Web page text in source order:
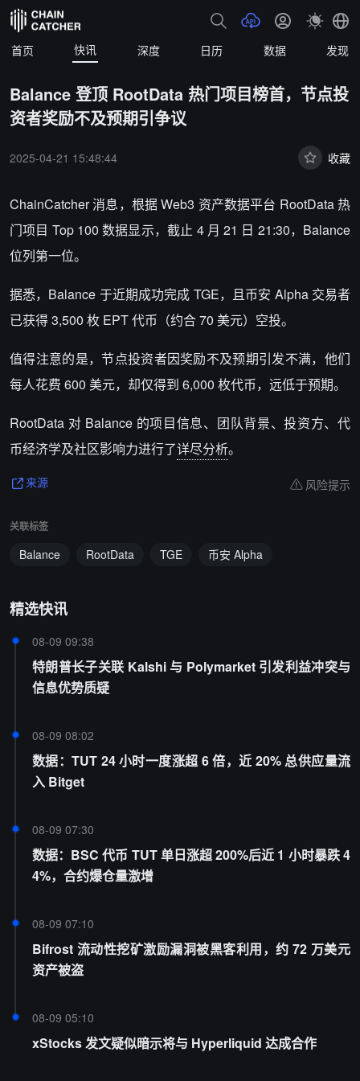
首页 快讯 深度 日历 数据 发现
Balance 登顶 RootData 热门项目榜首，节点投
资者奖励不及预期引争议
2025-04-21 15:48:44 收藏
ChainCatcher 消息， 根据 Web3 资产数据平台 RootData热
门项目 Top 100 数据显示，截止 4 月 21 日 21:30，Balance
位列第一位。
据悉，Balance 于近期成功完成 TGE，且币安 Alpha 交易者
已获得 3,500 枚 EPT 代币（约合 70 美元）空投。
值得注意的是，节点投资者因奖励不及预期引发不满，他们
每人花费 600 美元，却仅得到 6,000 枚代币，远低于预期。
RootData 对 Balance 的项目信息、团队背景、投资方、代
币经济学及社区影响力进行了详尽分析。
来源 风险提示
关联标签
Balance RootData TGE 币安 Alpha
精选快讯
08-09 09:38
特朗普长子关联 Kalshi 与 Polymarket 引发利益冲突与
信息优势质疑
08-09 08:02
数据：TUT 24 小时一度涨超 6 倍，近 20% 总供应量流
入 Bitget
08-09 07:30
数据：BSC 代币 TUT 单日涨超 200%后近 1 小时暴跌 4
4%，合约爆仓量激增
08-09 07:10
Bifrost 流动性挖矿激励漏洞被黑客利用，约 72 万美元
资产被盗
08-09 05:10
xStocks 发文疑似暗示将与 Hyperliquid 达成合作